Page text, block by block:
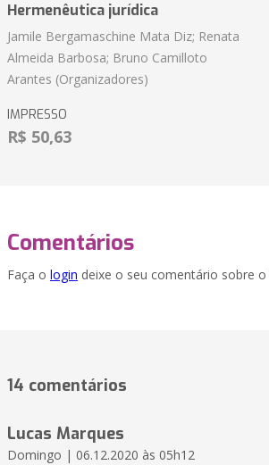
Hermenêutica jurídica
Jamile Bergamaschine Mata Diz; Renata
Almeida Barbosa; Bruno Camilloto
Arantes (Organizadores)
IMPRESSO
R$ 50,63
Comentários
Faça o login deixe o seu comentário sobre o
14 comentários
Lucas Marques
Domingo | 06.12.2020 às 05h12